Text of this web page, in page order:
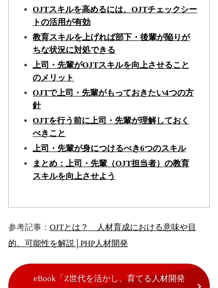
OJTスキルを高めるには、OJTチェックシー
トの活用が有効
教育スキルを上げれば部下・後輩が陥りが
ちな状況に対処できる
上司・先輩がOJTスキルを向上させること
のメリット
OJTで上司・先輩がもっておきたい4つの方
針
OJTを行う前に上司・先輩が理解しておく
べきこと
上司・先輩が身につけるべき6つのスキル
まとめ：上司・先輩（OJT担当者）の教育
スキルを向上させよう
参考記事： OJTとは？ 人材育成における意味や目
的、可能性を解説│PHP人材開発
eBook「Z世代を活かし、育てる人材開発